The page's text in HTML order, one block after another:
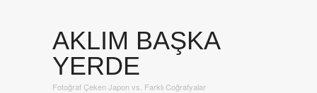
AKLIM BAŞKA
YERDE
Fotoğraf Çeken Japon vs. Farklı Coğrafyalar